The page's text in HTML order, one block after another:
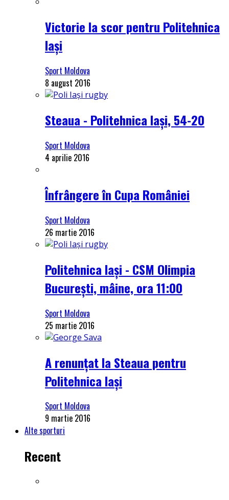
Victorie la scor pentru Politehnica
Iași
Sport Moldova
8 august 2016
Steaua - Politehnica Iași, 54-20
Sport Moldova
4 aprilie 2016
Înfrângere în Cupa României
Sport Moldova
26 martie 2016
Politehnica Iași - CSM Olimpia
București, mâine, ora 11:00
Sport Moldova
25 martie 2016
A renunțat la Steaua pentru
Politehnica Iași
Sport Moldova
9 martie 2016
Alte sporturi
Recent